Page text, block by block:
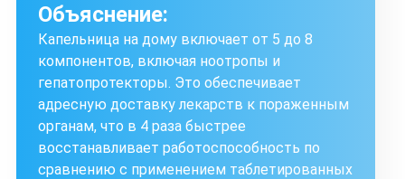
Объяснение:
Капельница на дому включает от 5 до 8
компонентов, включая ноотропы и
гепатопротекторы. Это обеспечивает
адресную доставку лекарств к пораженным
органам, что в 4 раза быстрее
восстанавливает работоспособность по
сравнению с применением таблетированных